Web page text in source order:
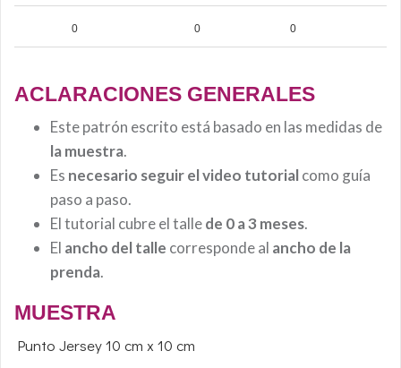
0 0 0
ACLARACIONES GENERALES
Este patrón escrito está basado en las medidas de
la muestra.
Es necesario seguir el video tutorialcomo guía
paso a paso.
El tutorial cubre el tallede 0 a 3 meses.
El ancho del talle corresponde al ancho de la
prenda.
MUESTRA
Punto Jersey 10 cm x 10 cm